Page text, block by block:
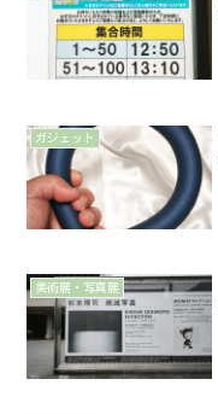
ガジェット
美術展・写真展